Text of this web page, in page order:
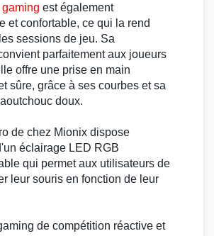
est également
et confortable, ce qui la rend
sessions de jeu. Sa
parfaitement aux joueurs
offre une prise en main
sûre, grâce à ses courbes et sa
doux.
de chez Mionix dispose
éclairage LED RGB
qui permet aux utilisateurs de
leur souris en fonction de leur
de compétition réactive et